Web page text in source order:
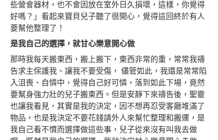
些營會器材，也不會因放在室外日久損壞，這樣，你覺得
好嗎？」看起來寶貝兒子聽了很開心，覺得這回終於有人
要幫他整理了！
是我自己的選擇 ， 就甘心樂意開心做
那時我每天搬東西，搬上搬下，東西非常的重，常常我禱
告求主保護我、讓我不要受傷， 儘管如此，我還是常常陷
入沮喪、自憐中，覺得自己好可憐，落到如此下場，竟然
要幫身強力壯的兒子搬東西。但是安靜下來禱告後，聖靈
也讓我看見，其實是我的決定，因不想再忍受客廳堆滿了
物品，也是我決定不要花錢請外人來幫忙整理和搬運，是
我自己看不慣而選擇做這些事，兒子從來沒有叫我去做